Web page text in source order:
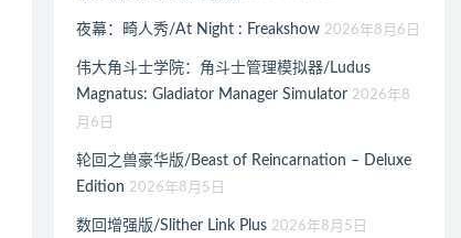
夜幕：畸人秀/At Night : Freakshow 2026年8月6日
伟大角斗士学院：角斗士管理模拟器/Ludus
Magnatus: Gladiator Manager Simulator 2026年8
月6日
轮回之兽豪华版/Beast of Reincarnation – Deluxe
Edition 2026年8月5日
数回增强版/Slither Link Plus 2026年8月5日